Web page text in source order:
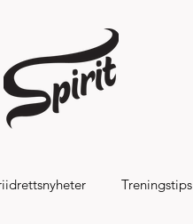
Treningstips